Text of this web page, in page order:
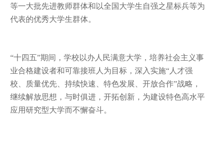
等一大批先进教师群体和以全国大学生自强之星标兵等为
代表的优秀大学生群体。
“十四五”期间，学校以办人民满意大学，培养社会主义事
业合格建设者和可靠接班人为目标，深入实施“人才强
校、质量优先、持续快速、特色发展、开放合作”战略，
继续解放思想，与时俱进，开拓创新，为建设特色高水平
应用研究型大学而不懈奋斗。